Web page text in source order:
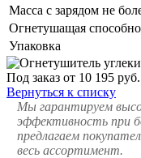
Масса с зарядом не
Огнетушащая
Упаковка
Под заказ от 10 195 руб.
Вернуться к списку
Мы гарантируем
эффективность при
предлагаем
весь ассортимент.